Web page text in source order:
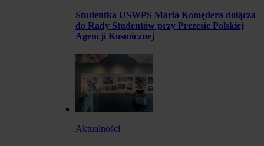
Studentka USWPS Maria Komędera dołącza
do Rady Studentów przy Prezesie Polskiej
Agencji Kosmicznej
Aktualności